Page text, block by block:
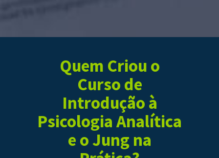
Quem Criou o
Curso de
Introdução à
Psicologia Analítica
e o Jung na